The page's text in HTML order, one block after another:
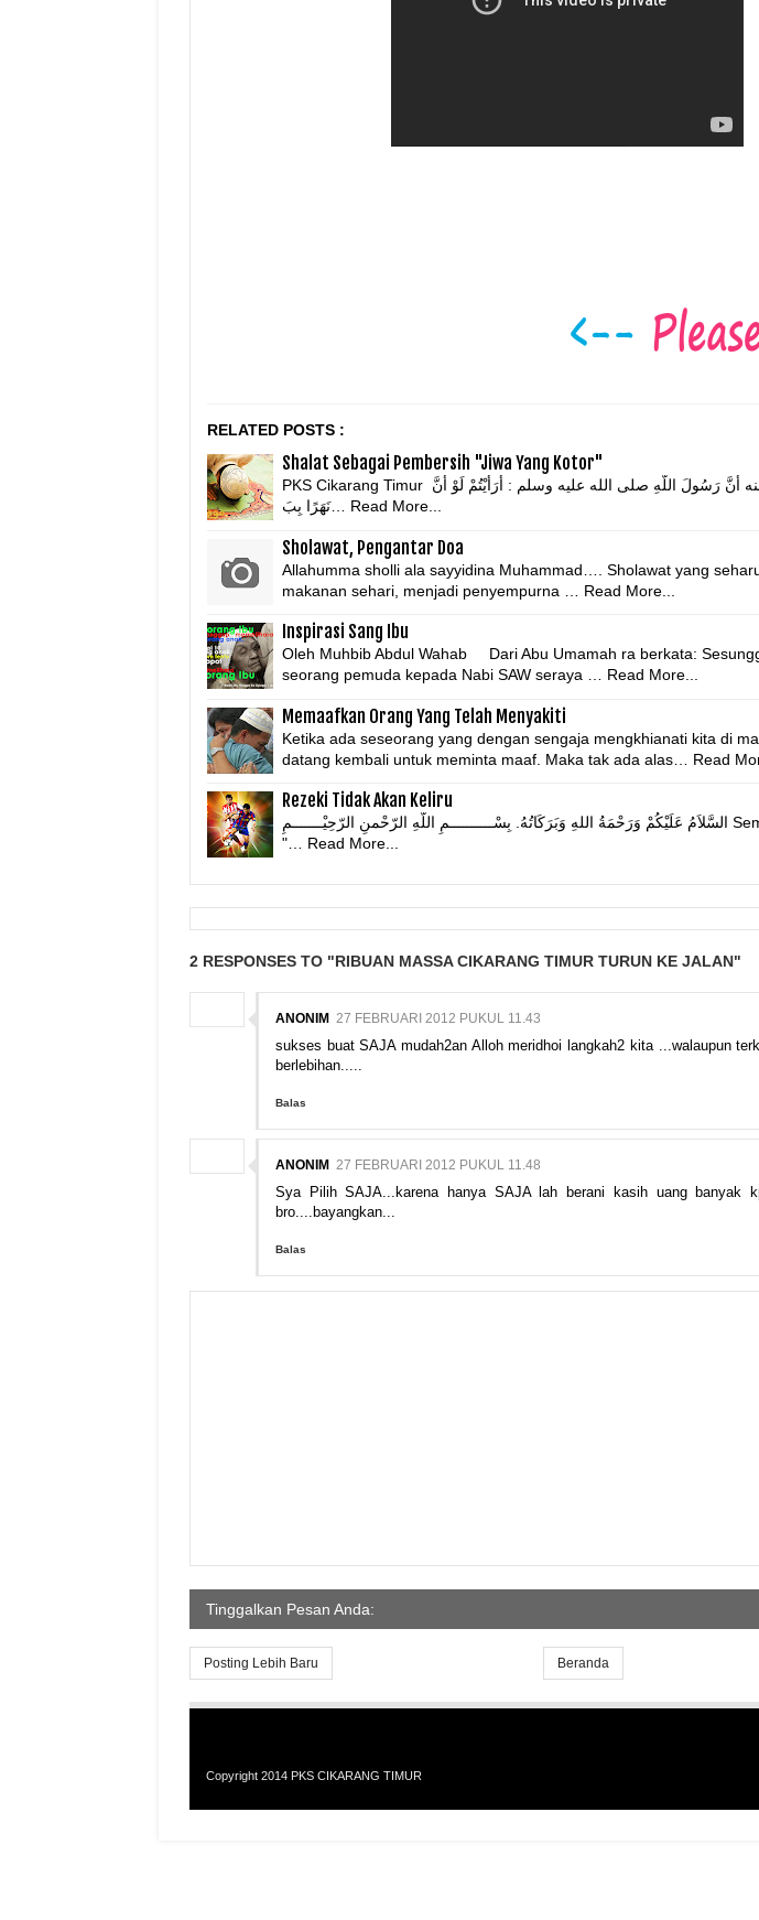
RELATED POSTS :
Shalat Sebagai Pembersih "Jiwa Yang Kotor"
PKS Cikarang Timur عَنْ أبو هريرة رضى الله عنه أَنَّ رَسُولَ اللَّهِ صلى الله عليه وسلم : أَرَأَيْتُمْ لَوْ أَنَّ
نَهَرًا بِبَ…
Read More...
Sholawat, Pengantar Doa
Allahumma sholli ala sayyidina Muhammad…. Sholawat yang
makanan sehari, menjadi penyempurna …
Read More...
Inspirasi Sang Ibu
Oleh Muhbib Abdul Wahab Dari Abu Umamah ra berkata:
seorang pemuda kepada Nabi SAW seraya …
Read More...
Memaafkan Orang Yang Telah Menyakiti
Ketika ada seseorang yang dengan sengaja mengkhianati kita di
datang kembali untuk meminta maaf. Maka tak ada alas…
Read
Rezeki Tidak Akan Keliru
السَّلاَمُ عَلَيْكُمْ وَرَحْمَةُ اللهِ وَبَرَكَاتُهُ. بِسْــــــــــمِ اللّهِ الرّحْمنِ الرّحِيْـــــــمِ Semangat Pagi Saudaraku,
"…
Read More...
2 RESPONSES TO "RIBUAN MASSA CIKARANG TIMUR TURUN KE JALAN"
ANONIM 27 FEBRUARI 2012 PUKUL 11.43
sukses buat SAJA mudah2an Alloh meridhoi langkah2 kita ...walaupun
berlebihan.....
Balas
ANONIM 27 FEBRUARI 2012 PUKUL 11.48
Sya Pilih SAJA...karena hanya SAJA lah berani kasih uang banyak
bro....bayangkan...
Balas
Tinggalkan Pesan Anda:
Posting Lebih Baru Beranda
Copyright 2014 PKS CIKARANG TIMUR